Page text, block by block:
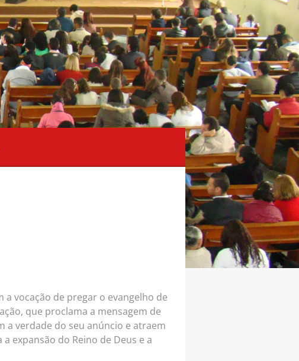
vocação de pregar o evangelho de
que proclama a mensagem de
a verdade do seu anúncio e atraem
expansão do Reino de Deus e a